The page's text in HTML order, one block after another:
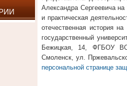
Александра Сергеевича
и практическая
отечественная история
государственный
Бежицкая, 14, ФГБОУ ВО
Смоленск, ул.
персональной странице